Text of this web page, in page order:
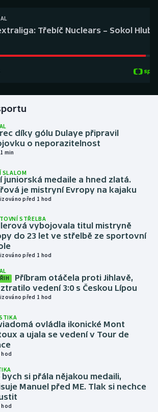
Třebíč Nuclears – Sokol
díky gólu Dulaye připravil
o neporazitelnost
min
SLALOM
juniorská medaile a hned zlatá.
je mistryní Evropy na kajaku
před 1 hod
STŘELBA
vybojovala titul mistryně
do 23 let ve střelbě ze sportovní
před 1 hod
Příbram otáčela proti Jihlavě,
vedení 3:0 s Českou Lípou
před 1 hod
ovládla ikonické Mont
a ujala se vedení v Tour de
hod
bych si přála nějakou medaili,
Manuel před ME. Tlak si nechce
hod